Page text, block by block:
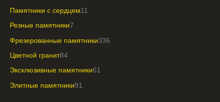
Памятники с сердцем11
Резные памятники7
Фрезерованные памятники336
Цветной гранит84
Эксклюзивные памятники61
Элитные памятники91